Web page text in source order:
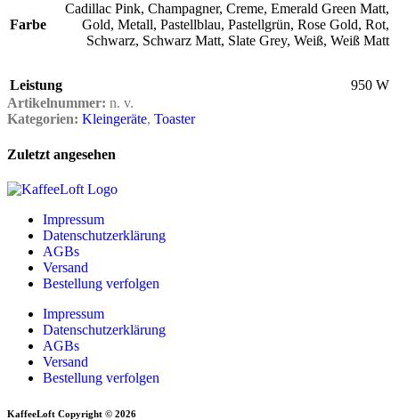
Farbe
Cadillac Pink, Champagner, Creme, Emerald Green Matt,
Gold, Metall, Pastellblau, Pastellgrün, Rose Gold, Rot,
Schwarz, Schwarz Matt, Slate Grey, Weiß, Weiß Matt
Leistung
950 W
Artikelnummer: n. v.
Kategorien: Kleingeräte, Toaster
Zuletzt angesehen
Impressum
Datenschutzerklärung
AGBs
Versand
Bestellung verfolgen
Impressum
Datenschutzerklärung
AGBs
Versand
Bestellung verfolgen
KaffeeLoft Copyright © 2026